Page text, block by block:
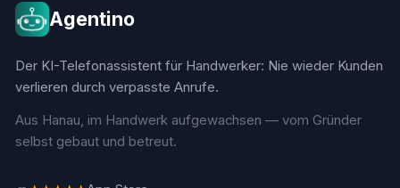
Agentino
Der KI-Telefonassistent für Handwerker: Nie wieder Kunden
verlieren durch verpasste Anrufe.
Aus Hanau, im Handwerk aufgewachsen — vom Gründer
selbst gebaut und betreut.